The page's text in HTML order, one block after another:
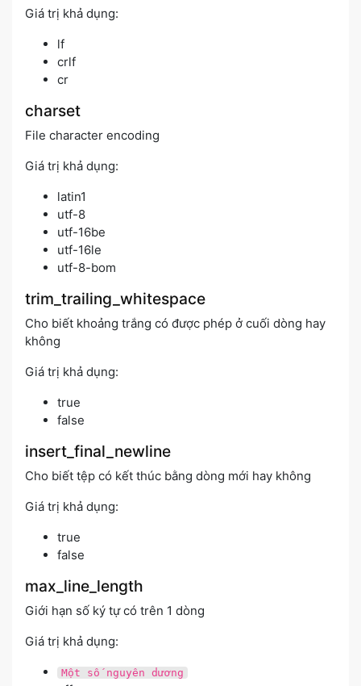
Giá trị khả dụng:
lf
crlf
cr
charset
File character encoding
Giá trị khả dụng:
latin1
utf-8
utf-16be
utf-16le
utf-8-bom
trim_trailing_whitespace
Cho biết khoảng trắng có được phép ở cuối dòng hay
không
Giá trị khả dụng:
true
false
insert_final_newline
Cho biết tệp có kết thúc bằng dòng mới hay không
Giá trị khả dụng:
true
false
max_line_length
Giới hạn số ký tự có trên 1 dòng
Giá trị khả dụng:
Một số nguyên dương